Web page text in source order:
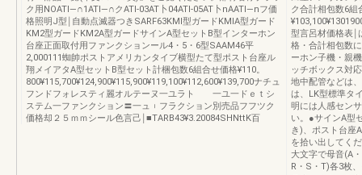
ク用NOATl―∩1ATI―∩クATl-03AT卜04ATl-05AT卜nAATl―nフ価
格照明J型￨自動点滅器つきSARF63KMl型ガードKMlA型ガード
KM2型ガードKM2A型ガードサインA型セットB型インターホン
台座正面取付用ファンクションール4・5・6型SAAM46平
2,000111蜘帥ポストアメリカンタイブ横型たて型ポスト台座ル
翔メイアタA型セットB型セット計梱包数6組合せ価格¥110。
800¥115,700¥124,900¥115,900¥119,100¥112,600¥139,700ナチュ
フンドフォレスティ麗オルテーヌ一ユラト 一ユ一ドｅｔシ
ステム一ファンクション〓一ュ︲フラクション別売品フフツク
価格却２５ｍｍシール色言己￨■TARB43¥3.20084SHNttK百
ク合計相包数6組
型言呂材価格表￨
格・合計相包数
ーホン子機・親
ッチボックス対
地中配管などは
は、LK型標準タ
明には人感セン
い。●サインA型
き)、ポスト台座
を拾い出してく
大文字で母音(A
R・S・T)各3枚